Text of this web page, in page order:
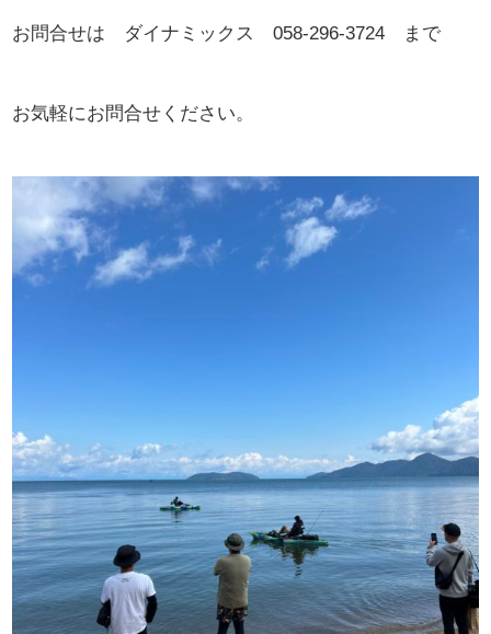
お問合せは ダイナミックス 058-296-3724 まで
お気軽にお問合せください。